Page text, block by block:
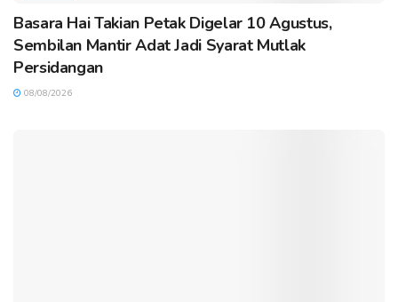
Basara Hai Takian Petak Digelar 10 Agustus,
Sembilan Mantir Adat Jadi Syarat Mutlak
Persidangan
08/08/2026